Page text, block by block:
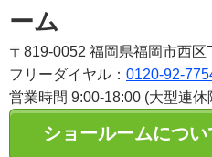
ーム
〒819-0052 福岡県福岡市西
フリーダイヤル： 0120-92-
営業時間 9:00-18:00 (大型連
ショールームにつ